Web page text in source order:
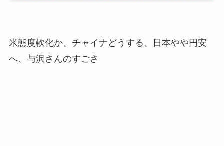
米態度軟化か、チャイナどうする、日本やや円安
へ、与沢さんのすごさ